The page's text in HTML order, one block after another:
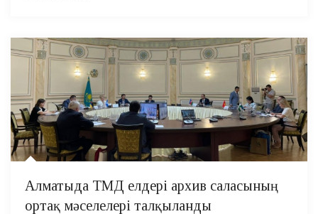
Алматыда ТМД елдері архив саласының
ортақ мәселелері талқыланды